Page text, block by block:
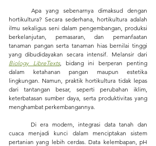
	Apa yang
sebenarnya dimaksud dengan
hortikultura? Secara sederhana, hortikultura adalah
ilmu sekaligus seni dalam pengembangan, produksi
berkelanjutan, pemasaran, dan pemanfaatan
tanaman pangan serta tanaman hias bernilai tinggi
Biology LibreTexts, bidang ini berperan penting
dalam ketahanan pangan maupun estetika
lingkungan. Namun, praktik hortikultura tidak lepas
dari tantangan besar, seperti perubahan iklim,
keterbatasan sumber daya, serta produktivitas yang
menghambat perkembangannya.
cuaca menjadi kunci dalam menciptakan sistem
pertanian yang lebih cerdas. Data kelembapan, pH